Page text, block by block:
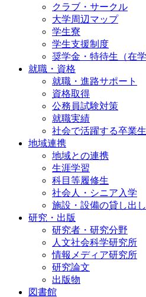
クラブ・サークル
大学周辺マップ
学生寮
学生支援制度
奨学金・特待生（在学
就職・資格
就職・進路サポート
資格取得
公務員試験対策
就職実績
社会で活躍する卒業生
地域連携
地域との連携
生涯学習
科目等履修生
社会人・シニア入学
施設・設備の貸し出し
研究・出版
研究者・研究分野
人文社会科学研究所
情報メディア研究所
研究論文
出版物
図書館